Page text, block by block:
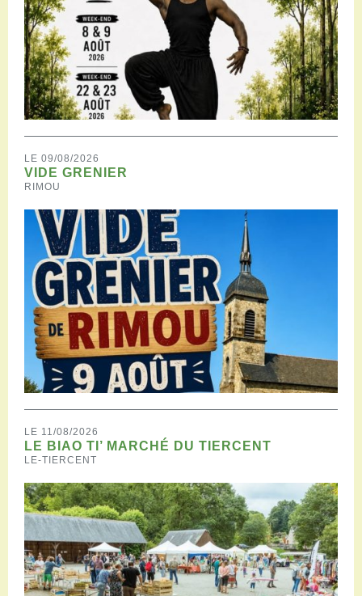
LE 09/08/2026
VIDE GRENIER
RIMOU
LE 11/08/2026
LE BIAO TI’ MARCHÉ DU TIERCENT
LE-TIERCENT